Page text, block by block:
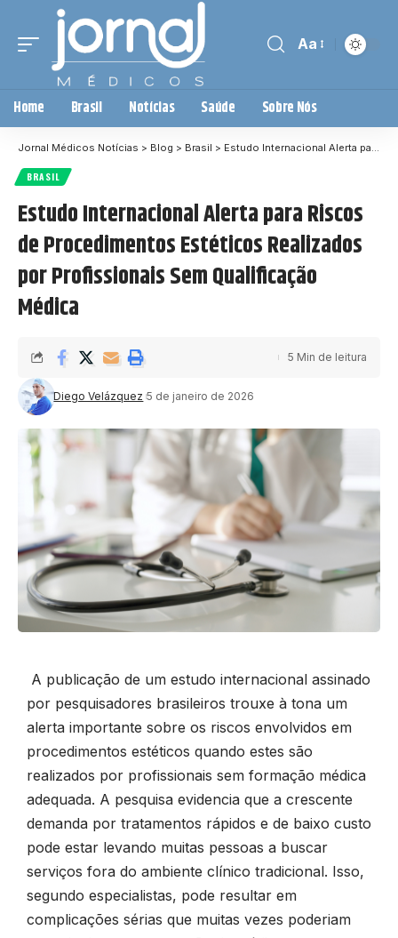
Aa
Home Brasil Notícias Saúde Sobre Nós
Jornal Médicos Notícias > Blog > Brasil > Estudo Internacional Alerta para Riscos de Procedimentos Estéticos Realizados por Profissionais Sem Qualificação Médica
BRASIL
Estudo Internacional Alerta para Riscos
de Procedimentos Estéticos Realizados
por Profissionais Sem Qualificação
Médica
Diego Velázquez 5 de janeiro de 2026
5 Min de leitura
A publicação de um estudo internacional assinado
por pesquisadores brasileiros trouxe à tona um
alerta importante sobre os riscos envolvidos em
procedimentos estéticos quando estes são
realizados por profissionais sem formação médica
adequada. A pesquisa evidencia que a crescente
demanda por tratamentos rápidos e de baixo custo
pode estar levando muitas pessoas a buscar
serviços fora do ambiente clínico tradicional. Isso,
segundo especialistas, pode resultar em
complicações sérias que muitas vezes poderiam